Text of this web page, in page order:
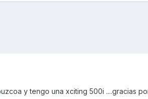
y tengo una xciting 500i ....gracias